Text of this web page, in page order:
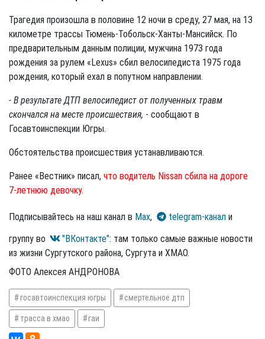
Трагедия произошла в половине 12 ночи в среду, 27 мая, на 13
километре трассы Тюмень-Тобольск-Ханты-Мансийск. По
предварительным данным полиции, мужчина 1973 года
рождения за рулем «Lexus» сбил велосипедиста 1975 года
рождения, который ехал в попутном направлении.
- В результате ДТП велосипедист от полученных травм
скончался на месте происшествия, - сообщают в
Госавтоинспекции Югры.
Обстоятельства происшествия устанавливаются.
Ранее «Вестник» писал, что водитель Nissan сбила на дороге
7-летнюю девочку.
Подписывайтесь на наш канал в Max, telegram-канал и
группу во
"ВКонтакте": там только самые важные новости
из жизни Сургутского района, Сургута и ХМАО.
ФОТО Алексея АНДРОНОВА
госавтоинспекция югры смертельное дтп
трасса в хмао гаи